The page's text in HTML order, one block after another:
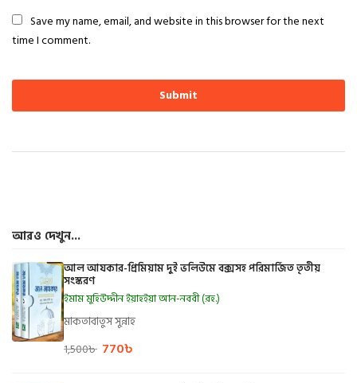
Save my name, email, and website in this browser for the next
time I comment.
আরও দেখুন...
আল আযকার-প্রিমিয়াম দুই ভলিউমে বক্সসহ পরিমার্জিত তৃতীয়
সংস্করণ
ইমাম মুহিউদ্দীন ইয়াহইয়া আন-নববী (রহ.)
মাকতাবাতুস সুন্নাহ
1,500৳ 770৳